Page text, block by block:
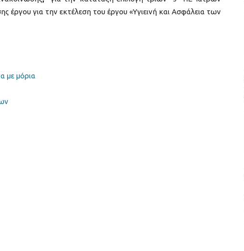
έργου για την εκτέλεση του έργου «Υγιεινή και Ασφάλεια των
με μόρια